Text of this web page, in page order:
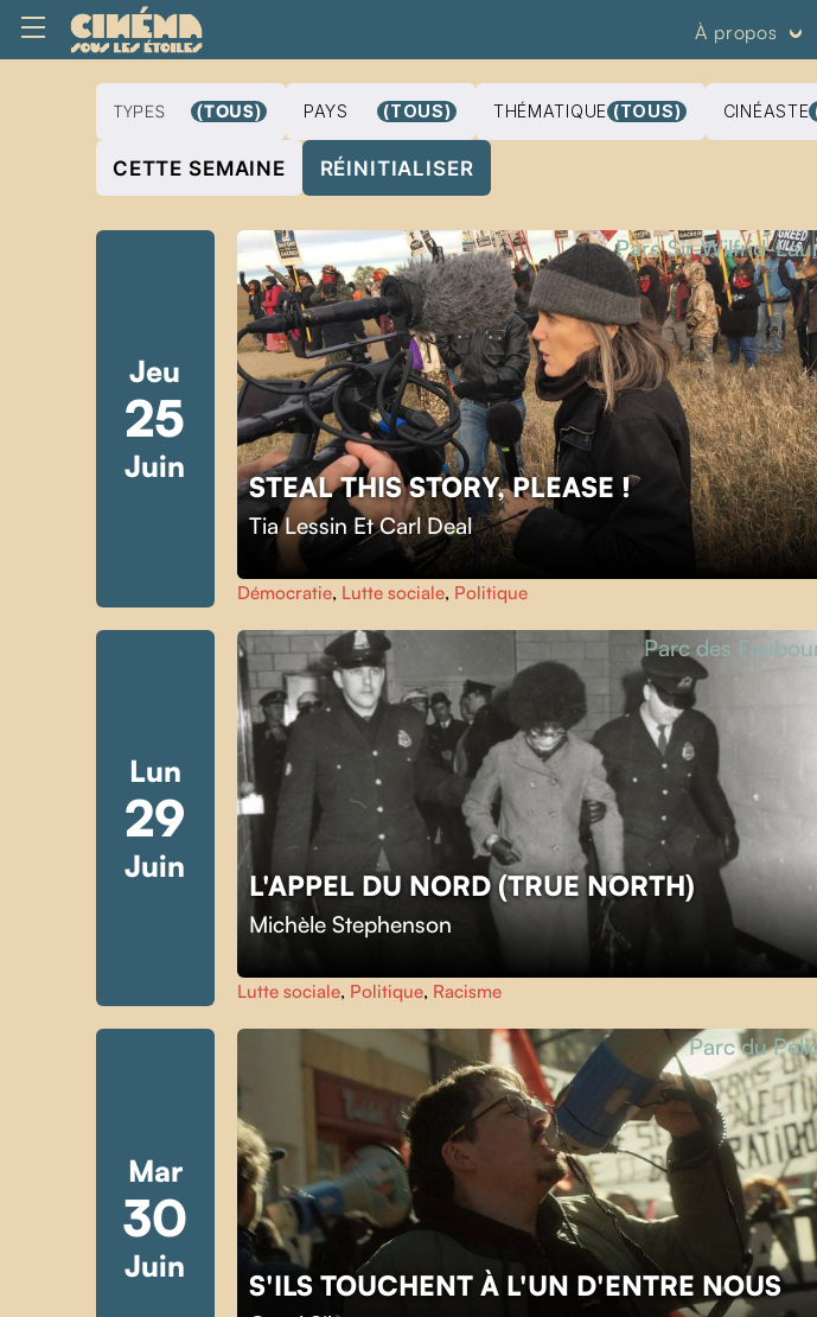
À propos
TYPES (TOUS) PAYS (TOUS) THÉMATIQUE (TOUS) CINÉASTE
CETTE SEMAINE RÉINITIALISER
Jeu
25
Juin
STEAL THIS STORY, PLEASE !
Tia Lessin Et Carl Deal
Parc Sir-Wilfrid-
Démocratie, Lutte sociale, Politique
Lun
29
Juin
L'APPEL DU NORD (TRUE NORTH)
Michèle Stephenson
Parc des
Lutte sociale, Politique, Racisme
Mar
30
Juin
S'ILS TOUCHENT À L'UN D'ENTRE NOUS
Parc du